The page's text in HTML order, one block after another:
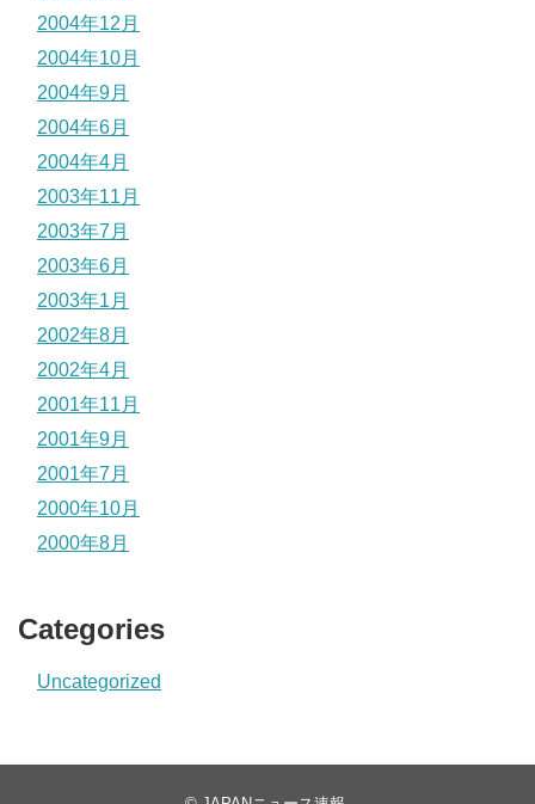
2004年12月
2004年10月
2004年9月
2004年6月
2004年4月
2003年11月
2003年7月
2003年6月
2003年1月
2002年8月
2002年4月
2001年11月
2001年9月
2001年7月
2000年10月
2000年8月
Categories
Uncategorized